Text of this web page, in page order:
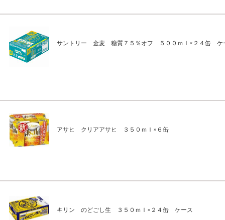
サントリー 金麦 糖質７５％オフ ５００ｍｌ×２４缶 ケ
アサヒ クリアアサヒ ３５０ｍｌ×６缶
キリン のどごし生 ３５０ｍｌ×２４缶 ケース